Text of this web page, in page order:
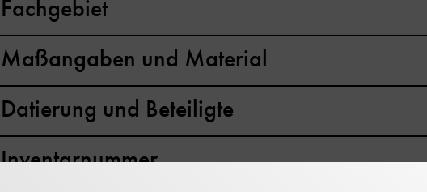
Fachgebiet
Maßangaben und Material
Datierung und Beteiligte
Inventarnummer